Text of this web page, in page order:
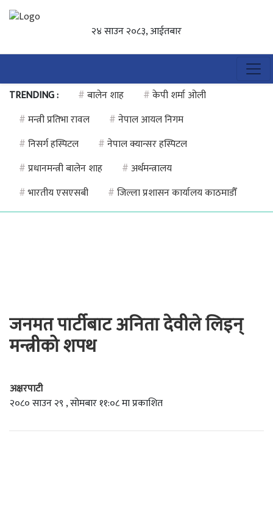
२४ साउन २०८३, आईतबार
TRENDING : #बालेन शाह #केपी शर्मा ओली
#मन्त्री प्रतिभा रावल #नेपाल आयल निगम
#निसर्ग हस्पिटल #नेपाल क्यान्सर हस्पिटल
#प्रधानमन्त्री बालेन शाह #अर्थमन्त्रालय
#भारतीय एसएसबी #जिल्ला प्रशासन कार्यालय काठमाडौँ
जनमत पार्टीबाट अनिता देवीले लिइन्
मन्त्रीको शपथ
अक्षरपाटी
२०८० साउन २९ , सोमबार ११:०८ मा प्रकाशित